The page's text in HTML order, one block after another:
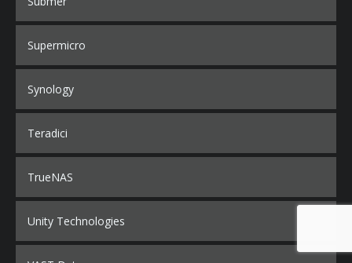
Supermicro
Synology
Teradici
TrueNAS
Unity Technologies